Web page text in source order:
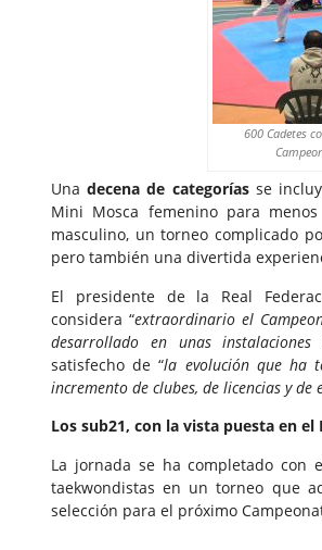
600 Cadetes
Unadecena de categoríasse
Mini Mosca femenino para
masculino, un torneo complicado
pero también una divertida
El presidente de la Real
considera “extraordinario el
desarrollado en unas instalaciones
satisfecho de “la evolución que ha
incremento de clubes, de licencias y de
Los sub21, con la vista puesta en el
La jornada se ha completado con
taekwondistas en un torneo que
selección para el próximo